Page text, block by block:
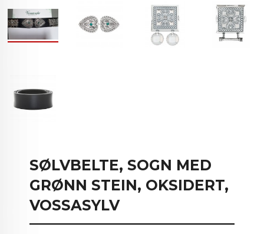
SØLVBELTE, SOGN MED
GRØNN STEIN, OKSIDERT,
VOSSASYLV